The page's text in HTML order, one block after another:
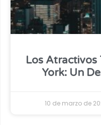
Los Atractivos
York: Un
10 de marzo de